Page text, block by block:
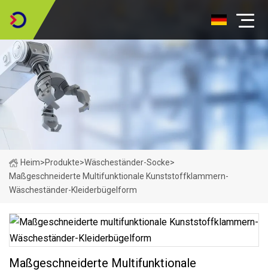
Heim>Produkte>Wäscheständer-Socke>
Maßgeschneiderte Multifunktionale Kunststoffklammern-
Wäscheständer-Kleiderbügelform
Maßgeschneiderte Multifunktionale